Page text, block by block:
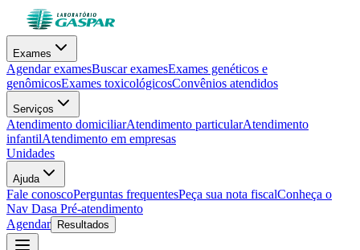
Exames
Agendar examesBuscar examesExames genéticos e
genômicosExames toxicológicosConvênios atendidos
Serviços
Atendimento domiciliarAtendimento particularAtendimento
infantilAtendimento em empresas
Unidades
Ajuda
Fale conoscoPerguntas frequentesPeça sua nota fiscalConheça o
Nav Dasa Pré-atendimento
Agendar
Resultados